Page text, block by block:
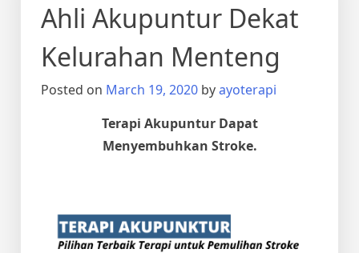
Ahli Akupuntur Dekat
Kelurahan Menteng
Posted on March 19, 2020 byayoterapi
Terapi Akupuntur Dapat
Menyembuhkan Stroke.